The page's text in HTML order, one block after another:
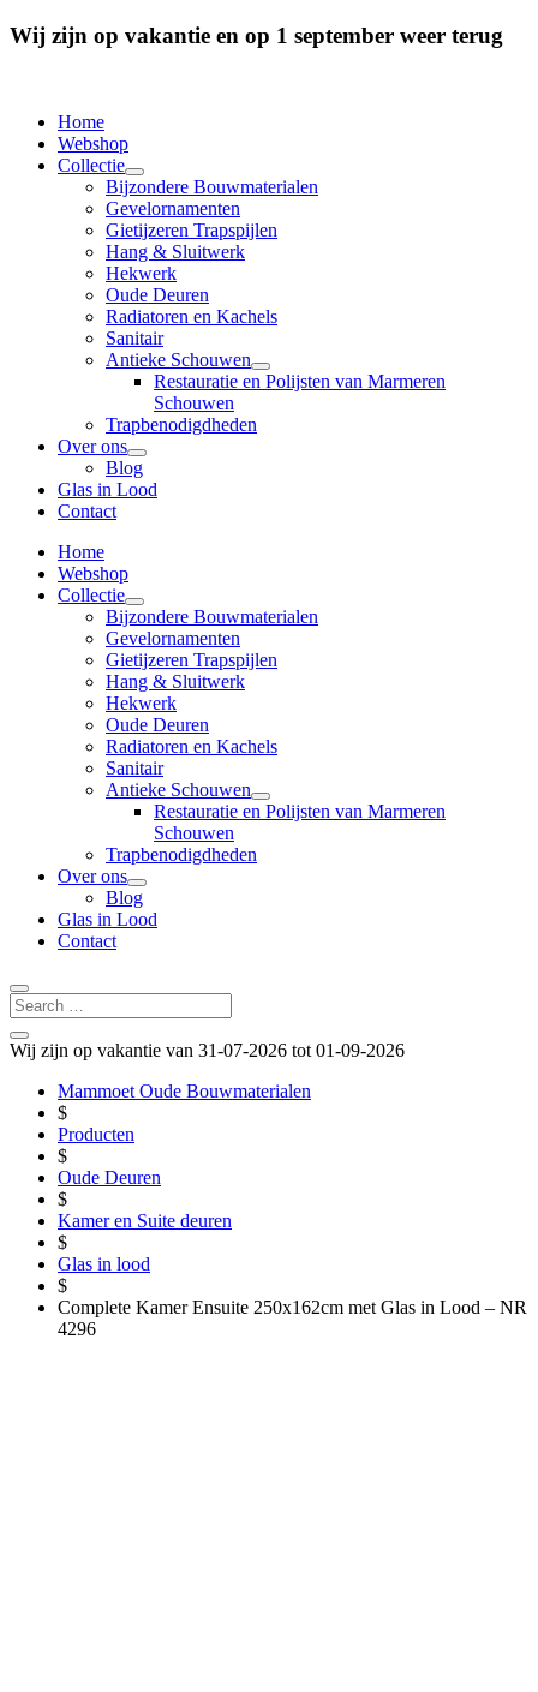
Wij zijn op vakantie en op 1 september weer terug
Home
Webshop
Collectie
Bijzondere Bouwmaterialen
Gevelornamenten
Gietijzeren Trapspijlen
Hang & Sluitwerk
Hekwerk
Oude Deuren
Radiatoren en Kachels
Sanitair
Antieke Schouwen
Restauratie en Polijsten van Marmeren
Schouwen
Trapbenodigdheden
Over ons
Blog
Glas in Lood
Contact
Home
Webshop
Collectie
Bijzondere Bouwmaterialen
Gevelornamenten
Gietijzeren Trapspijlen
Hang & Sluitwerk
Hekwerk
Oude Deuren
Radiatoren en Kachels
Sanitair
Antieke Schouwen
Restauratie en Polijsten van Marmeren
Schouwen
Trapbenodigdheden
Over ons
Blog
Glas in Lood
Contact
Wij zijn op vakantie van 31-07-2026 tot 01-09-2026
Mammoet Oude Bouwmaterialen
$
Producten
$
Oude Deuren
$
Kamer en Suite deuren
$
Glas in lood
$
Complete Kamer Ensuite 250x162cm met Glas in Lood – NR
4296